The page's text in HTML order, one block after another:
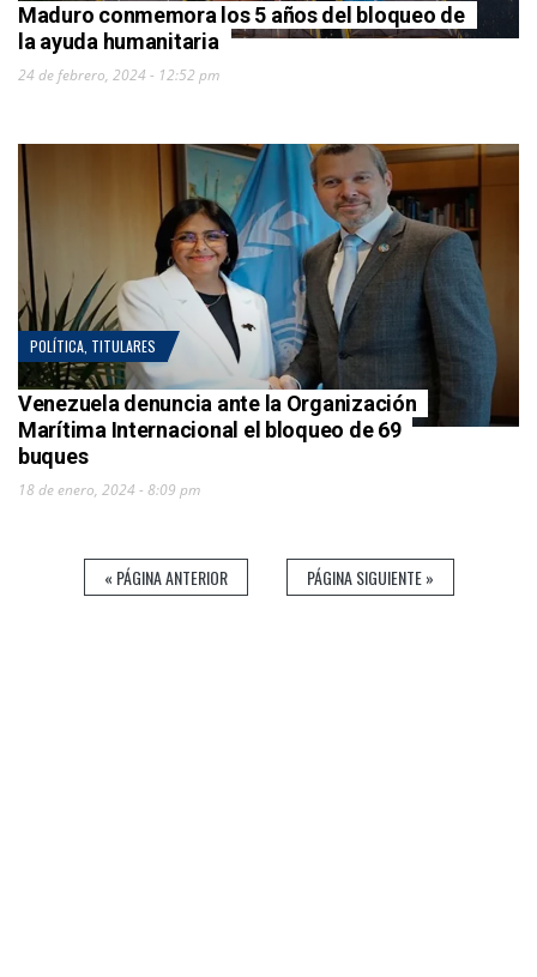
Maduro conmemora los 5 años del bloqueo de
la ayuda humanitaria
24 de febrero, 2024 - 12:52 pm
POLÍTICA TITULARES
Venezuela denuncia ante la Organización
Marítima Internacional el bloqueo de 69
buques
18 de enero, 2024 - 8:09 pm
« PÁGINA ANTERIOR PÁGINA SIGUIENTE »